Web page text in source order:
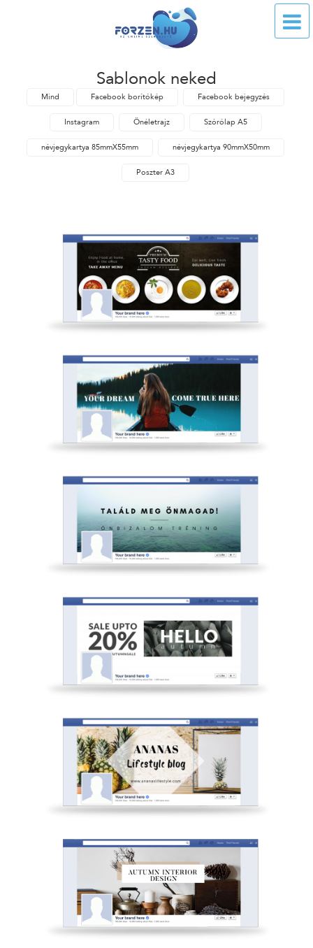
Sablonok neked
Mind Facebook borítókép Facebook bejegyzés
Instagram Önéletrajz Szórólap A5
névjegykartya 85mmX55mm névjegykartya 90mmX50mm
Poszter A3